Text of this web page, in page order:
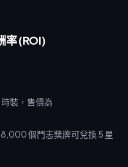
率 (ROI)
裝，售價為